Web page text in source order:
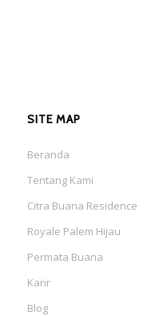
SITE MAP
Beranda
Tentang Kami
Citra Buana Residence
Royale Palem Hijau
Permata Buana
Karir
Blog